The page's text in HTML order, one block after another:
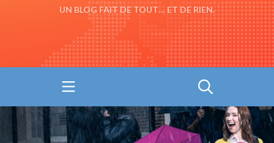
UN BLOG FAIT DE TOUT… ET DE RIEN.